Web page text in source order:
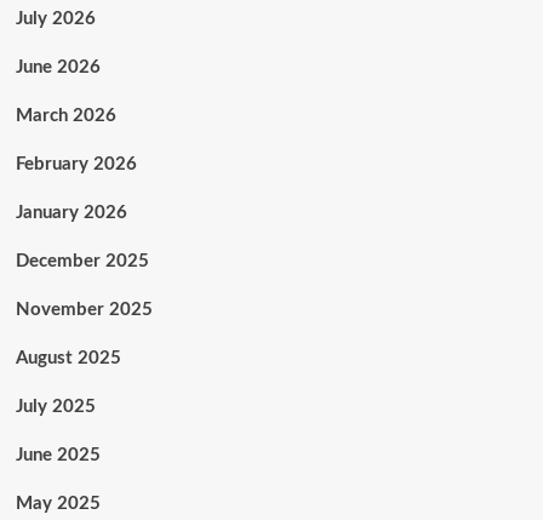
July 2026
June 2026
March 2026
February 2026
January 2026
December 2025
November 2025
August 2025
July 2025
June 2025
May 2025